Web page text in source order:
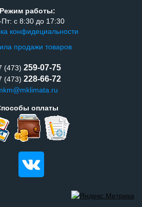
Режим работы:
с 8:30 до 17:30
конфидециальности
продажи товаров
(473) 259-07-75
(473) 228-66-72
оплаты